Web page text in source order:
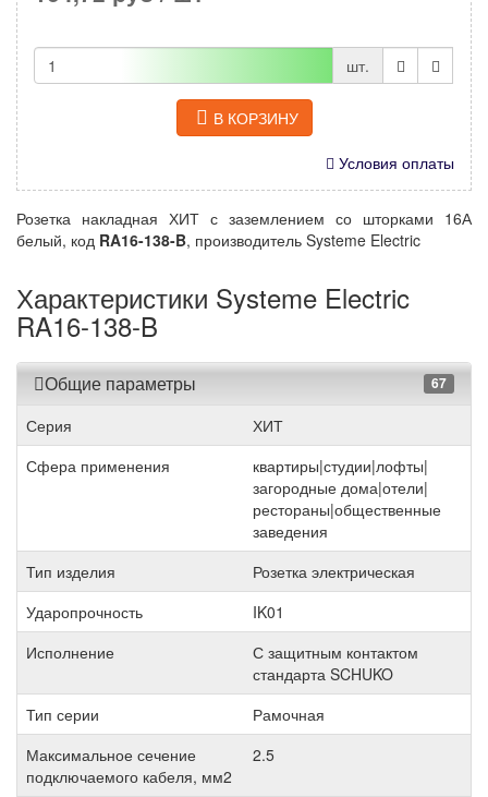
шт.
В КОРЗИНУ
Условия оплаты
Розетка накладная ХИТ с заземлением со шторками 16А
белый, код RA16-138-B, производитель Systeme Electric
Характеристики Systeme Electric
RA16-138-B
Общие параметры 67
Серия
ХИТ
Сфера применения
квартиры|студии|лофты|
загородные дома|отели|
рестораны|общественные
заведения
Тип изделия
Розетка электрическая
Ударопрочность
IK01
Исполнение
С защитным контактом
стандарта SCHUKO
Тип серии
Рамочная
Максимальное сечение
подключаемого кабеля, мм2
2.5